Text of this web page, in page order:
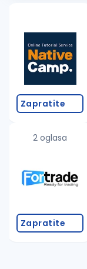
Zapratite
2 oglasa
Zapratite